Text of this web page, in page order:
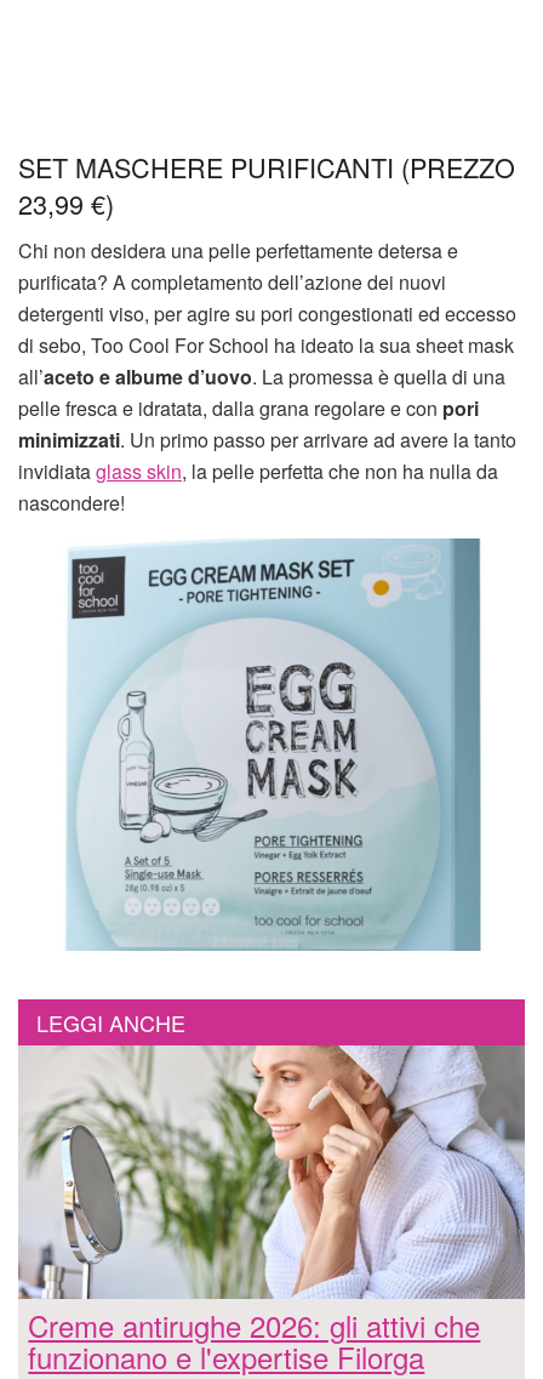
SET MASCHERE PURIFICANTI (PREZZO
23,99 €)
Chi non desidera una pelle perfettamente detersa e
purificata? A completamento dell’azione dei nuovi
detergenti viso, per agire su pori congestionati ed eccesso
di sebo, Too Cool For School ha ideato la sua sheet mask
all’aceto e albume d’uovo. La promessa è quella di una
pelle fresca e idratata, dalla grana regolare e con pori
minimizzati. Un primo passo per arrivare ad avere la tanto
invidiataglass skin, la pelle perfetta che non ha nulla da
nascondere!
LEGGI ANCHE
Creme antirughe 2026: gli attivi che
funzionano e l'expertise Filorga